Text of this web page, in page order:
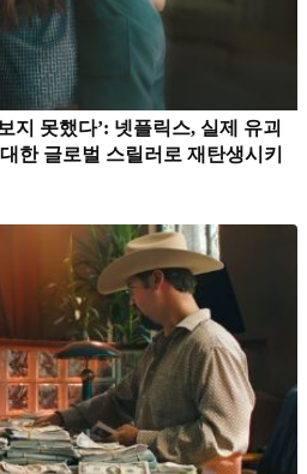
지 못했다’: 넷플릭스, 실제 유괴
한 글로벌 스릴러로 재탄생시키